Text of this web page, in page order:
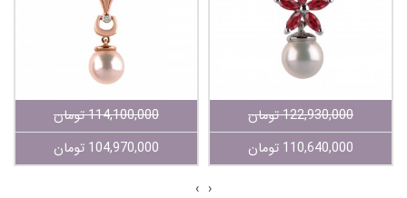
122,930,000 تومان
110,640,000 تومان
114,100,000 تومان
104,970,000 تومان
‹
›